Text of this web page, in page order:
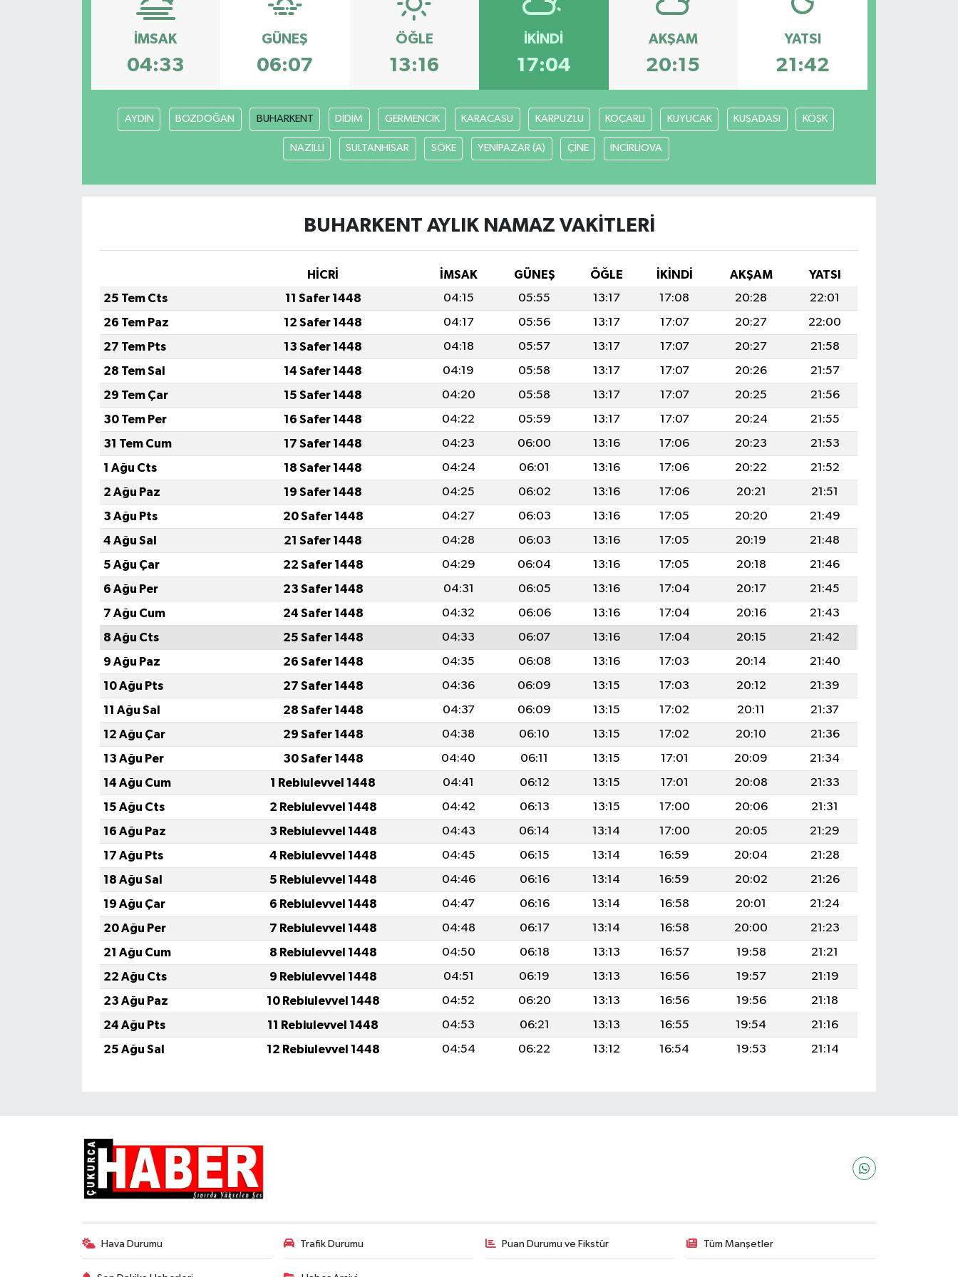
İMSAK
04:33
GÜNEŞ
06:07
ÖĞLE
13:16
İKINDI
17:04
AKŞAM
20:15
YATSI
21:42
AYDIN BOZDOĞAN BUHARKENT DİDİM GERMENCİK KARACASU KARPUZLU KOÇARLI KUYUCAK KUŞADASI KÖŞK
NAZİLLİ SULTANHİSAR SÖKE YENİPAZAR (A) ÇİNE İNCİRLİOVA
BUHARKENT AYLIK NAMAZ VAKITLERI
HİCRİ İMSAK GÜNEŞ ÖĞLE İKINDI AKŞAM
YATSI
25 Tem Cts
11 Safer 1448 04:15 05:55 13:17 17:08 20:28
22:01
26 Tem Paz
12 Safer 1448 04:17 05:56 13:17 17:07 20:27
22:00
27 Tem Pts
13 Safer 1448 04:18 05:57 13:17 17:07 20:27
21:58
28 Tem Sal
14 Safer 1448 04:19 05:58 13:17 17:07 20:26
21:57
29 Tem Çar
15 Safer 1448 04:20 05:58 13:17 17:07 20:25
21:56
30 Tem Per
16 Safer 1448 04:22 05:59 13:17 17:07 20:24
21:55
31 Tem Cum
17 Safer 1448 04:23 06:00 13:16 17:06 20:23
21:53
1 Ağu Cts
18 Safer 1448 04:24 06:01 13:16 17:06 20:22
21:52
2 Ağu Paz
19 Safer 1448 04:25 06:02 13:16 17:06 20:21
21:51
3 Ağu Pts
20 Safer 1448 04:27 06:03 13:16 17:05 20:20
21:49
4 Ağu Sal
21 Safer 1448 04:28 06:03 13:16 17:05 20:19
21:48
5 Ağu Çar
22 Safer 1448 04:29 06:04 13:16 17:05 20:18
21:46
6 Ağu Per
23 Safer 1448 04:31 06:05 13:16 17:04 20:17
21:45
7 Ağu Cum
24 Safer 1448 04:32 06:06 13:16 17:04 20:16
21:43
8 Ağu Cts
25 Safer 1448 04:33 06:07 13:16 17:04 20:15
21:42
9 Ağu Paz
26 Safer 1448 04:35 06:08 13:16 17:03 20:14
21:40
10 Ağu Pts
27 Safer 1448 04:36 06:09 13:15 17:03 20:12
21:39
11 Ağu Sal
28 Safer 1448 04:37 06:09 13:15 17:02 20:11
21:37
12 Ağu Çar
29 Safer 1448 04:38 06:10 13:15 17:02 20:10
21:36
13 Ağu Per
30 Safer 1448 04:40 06:11 13:15 17:01 20:09
21:34
14 Ağu Cum
1 Rebiulevvel 1448 04:41 06:12 13:15 17:01 20:08
21:33
15 Ağu Cts
2 Rebiulevvel 1448 04:42 06:13 13:15 17:00 20:06
21:31
16 Ağu Paz
3 Rebiulevvel 1448 04:43 06:14 13:14 17:00 20:05
21:29
17 Ağu Pts
4 Rebiulevvel 1448 04:45 06:15 13:14 16:59 20:04
21:28
18 Ağu Sal
5 Rebiulevvel 1448 04:46 06:16 13:14 16:59 20:02
21:26
19 Ağu Çar
6 Rebiulevvel 1448 04:47 06:16 13:14 16:58 20:01
21:24
20 Ağu Per
7 Rebiulevvel 1448 04:48 06:17 13:14 16:58 20:00
21:23
21 Ağu Cum
8 Rebiulevvel 1448 04:50 06:18 13:13 16:57 19:58
21:21
22 Ağu Cts
9 Rebiulevvel 1448 04:51 06:19 13:13 16:56 19:57
21:19
23 Ağu Paz
10 Rebiulevvel 1448 04:52 06:20 13:13 16:56 19:56
21:18
24 Ağu Pts
11 Rebiulevvel 1448 04:53 06:21 13:13 16:55 19:54
21:16
25 Ağu Sal
12 Rebiulevvel 1448 04:54 06:22 13:12 16:54 19:53 21:14
Hava Durumu Trafik Durumu Puan Durumu ve Fikstür Tüm Manşetler